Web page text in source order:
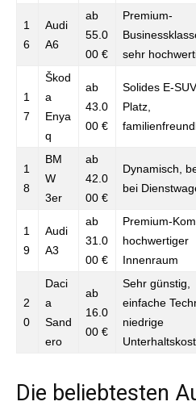
1
6
Audi
A6
ab
55.0
00 €
Premium-
sehr
1
7
Škod
a
Enya
q
ab
43.0
00 €
Solides E-
Platz,
1
8
BM
W
3er
ab
42.0
00 €
Dynamisch,
bei
1
9
Audi
A3
ab
31.0
00 €
Premium-
hochwertiger
Innenraum
2
0
Daci
a
Sand
ero
ab
16.0
00 €
Sehr günstig,
einfache
niedrige
Die beliebtesten